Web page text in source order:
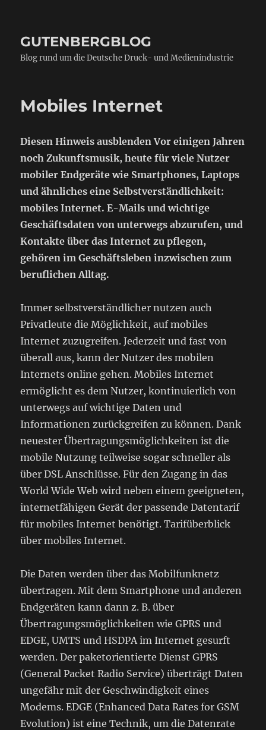
GUTENBERGBLOG
Blog rund um die Deutsche Druck- und Medienindustrie
Mobiles Internet
Diesen Hinweis ausblenden Vor einigen Jahren
noch Zukunftsmusik, heute für viele Nutzer
mobiler Endgeräte wie Smartphones, Laptops
und ähnliches eine Selbstverständlichkeit:
mobiles Internet. E-Mails und wichtige
Geschäftsdaten von unterwegs abzurufen, und
Kontakte über das Internet zu pflegen,
gehören im Geschäftsleben inzwischen zum
beruflichen Alltag.
Immer selbstverständlicher nutzen auch
Privatleute die Möglichkeit, auf mobiles
Internet zuzugreifen. Jederzeit und fast von
überall aus, kann der Nutzer des mobilen
Internets online gehen. Mobiles Internet
ermöglicht es dem Nutzer, kontinuierlich von
unterwegs auf wichtige Daten und
Informationen zurückgreifen zu können. Dank
neuester Übertragungsmöglichkeiten ist die
mobile Nutzung teilweise sogar schneller als
über DSL Anschlüsse. Für den Zugang in das
World Wide Web wird neben einem geeigneten,
internetfähigen Gerät der passende Datentarif
für mobiles Internet benötigt. Tarifüberblick
über mobiles Internet.
Die Daten werden über das Mobilfunknetz
übertragen. Mit dem Smartphone und anderen
Endgeräten kann dann z. B. über
Übertragungsmöglichkeiten wie GPRS und
EDGE, UMTS und HSDPA im Internet gesurft
werden. Der paketorientierte Dienst GPRS
(General Packet Radio Service) überträgt Daten
ungefähr mit der Geschwindigkeit eines
Modems. EDGE (Enhanced Data Rates for GSM
Evolution) ist eine Technik, um die Datenrate